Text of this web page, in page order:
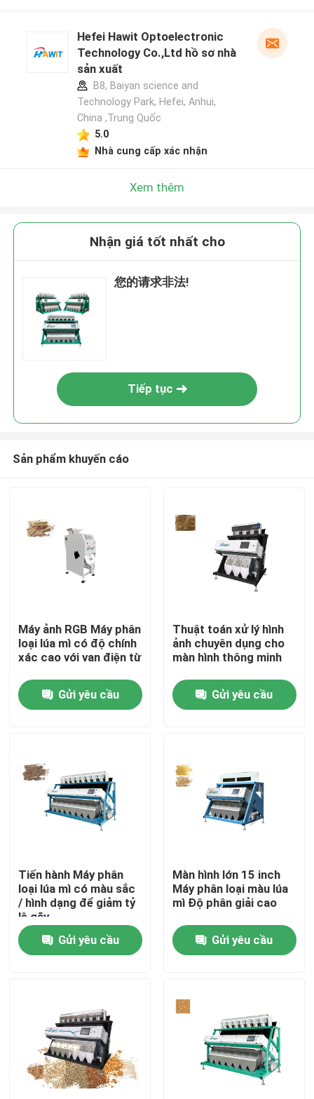
Nhà
Địa chỉ liên hệ
máy phân loại màu gạo
máy phân loại màu hạt
Máy phân loại màu lúa mì
máy phân loại màu đậu phộng
Máy phân loại màu hạt cà phê
Hefei Hawit Optoelectronic
Technology Co.,Ltd hồ sơ nhà
sản xuất
B8, Baiyan science and
Technology Park, Hefei, Anhui,
China ,Trung Quốc
5.0
Nhà cung cấp xác nhận
Xem thêm
Nhận giá tốt nhất cho
您的请求非法!
Tiếp tục
Sản phẩm khuyến cáo
Máy ảnh RGB Máy phân
loại lúa mì có độ chính
xác cao với van điện từ
Gửi yêu cầu
Thuật toán xử lý hình
ảnh chuyên dụng cho
màn hình thông minh
Gửi yêu cầu
Tiến hành Máy phân
loại lúa mì có màu sắc
/ hình dạng để giảm tỷ
lệ gãy
Gửi yêu cầu
Màn hình lớn 15 inch
Máy phân loại màu lúa
mì Độ phân giải cao
Gửi yêu cầu